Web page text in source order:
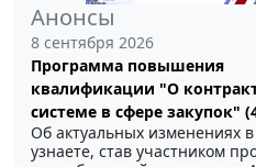
Анонсы
8 сентября 2026
Программа повышения
квалификации "О
системе в сфере закупок"
Об актуальных изменениях
узнаете, став участником